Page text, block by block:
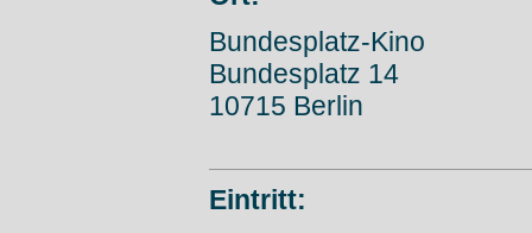
Bundesplatz-Kino
Bundesplatz 14
10715 Berlin
Eintritt: